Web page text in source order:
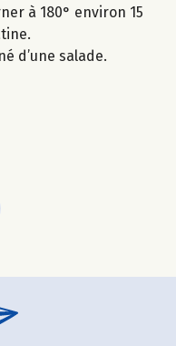
à 180° environ 15
d’une salade.